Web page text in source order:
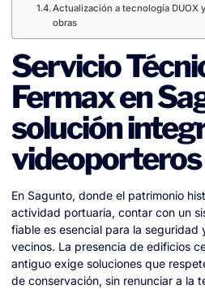
Actualización a tecnología DUOX
obras
Servicio
Fermax en
solución
videoporteros
En Sagunto, donde el patrimonio
actividad portuaria, contar con un
fiable es esencial para la seguridad
vecinos. La presencia de edificios
antiguo exige soluciones que
de conservación, sin renunciar a la